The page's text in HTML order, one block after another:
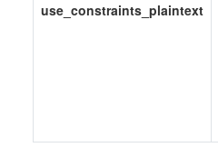
use_constraints_plaintext